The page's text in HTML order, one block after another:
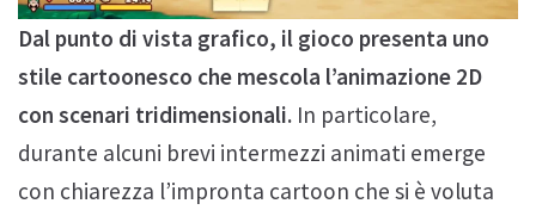
Dal punto di vista grafico, il gioco presenta uno
stile cartoonesco che mescola l’animazione 2D
con scenari tridimensionali. In particolare,
durante alcuni brevi intermezzi animati emerge
con chiarezza l’impronta cartoon che si è voluta